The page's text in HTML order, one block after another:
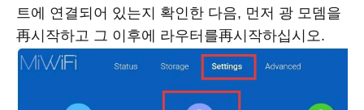
트에 연결되어 있는지 확인한 다음, 먼저 광 모뎀을
再시작하고 그 이후에 라우터를再시작하십시오.